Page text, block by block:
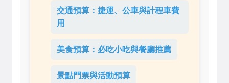
交通預算：捷運、公車與計程車費
用
美食預算：必吃小吃與餐廳推薦
景點門票與活動預算